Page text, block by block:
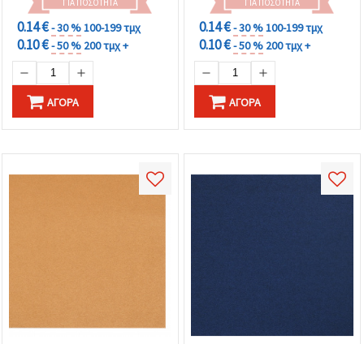
0.14 €- 30 %100-199 τμχ
0.10 €- 50 % 200 τμχ +
ΑΓΟΡΆ
0.14 €- 30 %100-199 τμχ
0.10 €- 50 % 200 τμχ +
ΑΓΟΡΆ